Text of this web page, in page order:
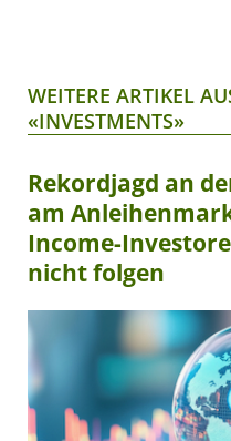
WEITERE ARTIKEL
«INVESTMENTS»
Rekordjagd an
am
Income-
nicht folgen